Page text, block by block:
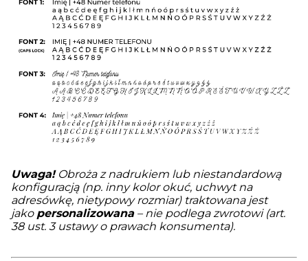
Uwaga!Obroża z nadrukiem lub niestandardową
konfiguracją (np. inny kolor okuć, uchwyt na
adresówkę, nietypowy rozmiar) traktowana jest
jako personalizowana– nie podlega zwrotowi (art.
38 ust. 3 ustawy o prawach konsumenta).